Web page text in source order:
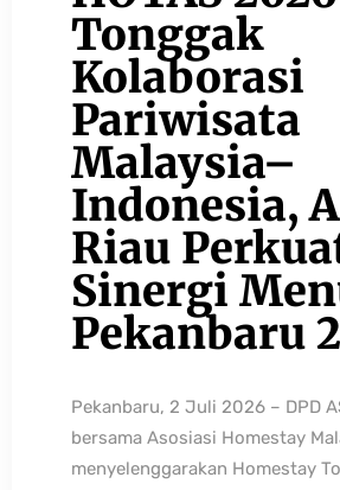
Tonggak
Kolaborasi
Pariwisata
Malaysia–
Indonesia,
Riau
Sinergi
Pekanbaru
Pekanbaru, 2 Juli 2026 – DPD
bersama Asosiasi Homestay
menyelenggarakan Homestay